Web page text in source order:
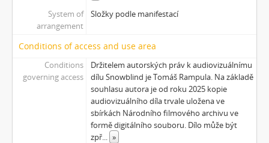
System of
arrangement
Složky podle manifestací
Conditions of access and use area
Conditions
governing access
Držitelem autorských práv k audiovizuálnímu
dílu Snowblind je Tomáš Rampula. Na základě
souhlasu autora je od roku 2025 kopie
audiovizuálního díla trvale uložena ve
sbírkách Národního filmového archivu ve
formě digitálního souboru. Dílo může být
zpř... »